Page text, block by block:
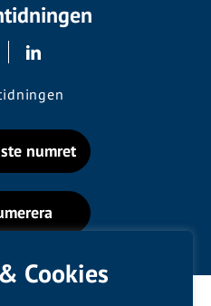
Cookies
numret